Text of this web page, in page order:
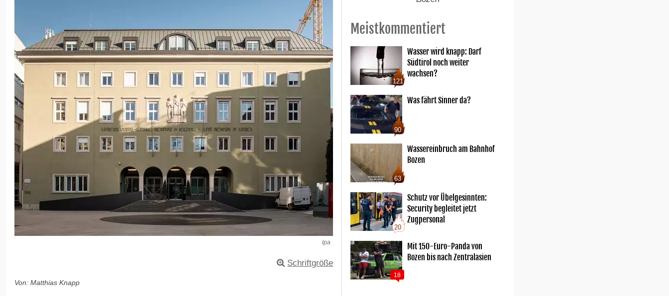
lpa
Schriftgröße
Von: Matthias Knapp
Meistkommentiert
121
Wasser wird knapp: Darf
Südtirol noch weiter
wachsen?
90
Was fährt Sinner da?
63
Wassereinbruch am Bahnhof
Bozen
20
Schutz vor Übelgesinnten:
Security begleitet jetzt
Zugpersonal
18
Mit 150-Euro-Panda von
Bozen bis nach Zentralasien